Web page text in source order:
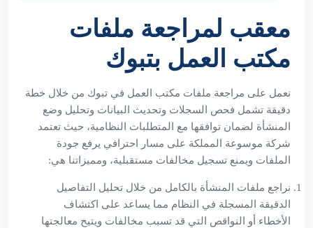
معقب لمراجعة ملفات
مكتب العمل بتبوك
نعمل على مراجعة ملفات مكتب العمل في تبوك من خلال خطة
دقيقة تشمل فحص السجلات وتحديث البيانات وتحليل وضع
المنشأة لضمان توافقها مع المتطلبات النظامية، حيث تعتمد
شركة موسوعة المملكة على مسار احترافي يرفع جودة
الملفات ويمنع تسجيل مخالفات مستقبلية، ومميزاتنا هي:
نراجع ملفات المنشأة بالكامل من خلال تحليل التفاصيل
الدقيقة المسجلة في النظام مما يساعد على اكتشاف
الأخطاء أو النواقص التي قد تسبب مخالفات ويتيح معالجتها